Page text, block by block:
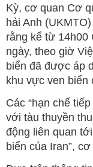
Kỳ, cơ quan Cơ
hải Anh
rằng kể từ 14h00
ngày, theo giờ
biển đã được áp
khu vực ven biển
Các “hạn chế
với tàu thuyền
động liên quan
biển của Iran”,